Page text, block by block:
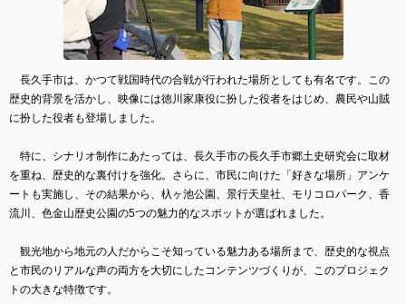
長久手市は、かつて戦国時代の合戦が行われた場所としても有名です。この
歴史的背景を活かし、映像には徳川家康役に扮した役者をはじめ、農民や山賊
に扮した役者も登場しました。
特に、シナリオ制作にあたっては、長久手市の長久手市郷土史研究会に取材
を重ね、歴史的な裏付けを強化。さらに、市民に向けた「好きな場所」アンケ
ートも実施し、その結果から、杁ヶ池公園、景行天皇社、モリコロパーク、香
流川、色金山歴史公園の5つの魅力的なスポットが選ばれました。
観光地から地元の人だからこそ知っている魅力ある場所まで、歴史的な視点
と市民のリアルな声の両方を大切にしたコンテンツづくりが、このプロジェク
トの大きな特徴です。